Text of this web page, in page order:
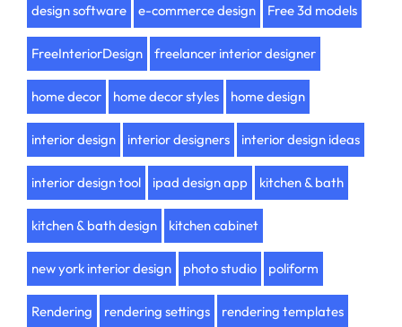
design software e-commerce design Free 3d models
FreeInteriorDesign freelancer interior designer
home decor home decor styles home design
interior design interior designers interior design ideas
interior design tool ipad design app kitchen & bath
kitchen & bath design kitchen cabinet
new york interior design photo studio poliform
Rendering rendering settings rendering templates